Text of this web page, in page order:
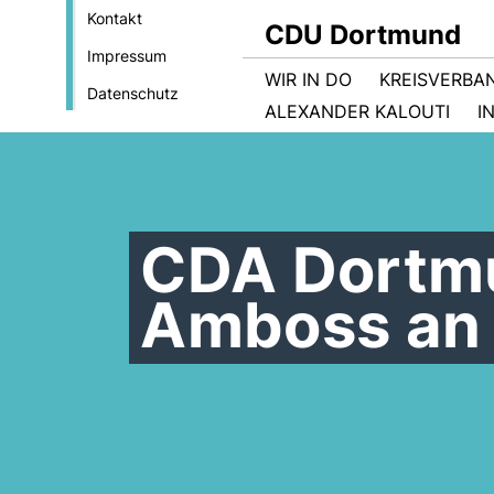
Kontakt
Impressum
Datenschutz
CDU Dortmund
WIR IN DO
ALEXANDER KALOUTI
CDA
Amboss